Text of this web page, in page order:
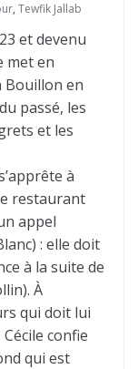
, Tewfik Jallab
et devenu
met en
Bouillon en
passé, les
et les
à
restaurant
appel
: elle doit
à la suite de
À
qui doit lui
confie
qui est